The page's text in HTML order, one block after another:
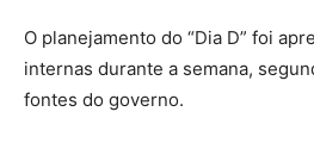
O planejamento do “Dia D” foi
internas durante a semana,
fontes do governo.